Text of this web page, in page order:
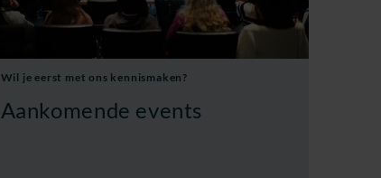
Wil je eerst met ons kennismaken?
Aankomende events